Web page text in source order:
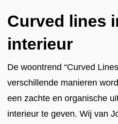
Curved lines
interieur
De woontrend “Curved
verschillende manieren
een zachte en organische
interieur te geven. Wij van